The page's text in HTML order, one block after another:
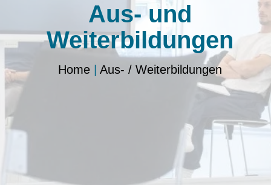
Aus- und
Weiterbildungen
Home Aus- / Weiterbildungen